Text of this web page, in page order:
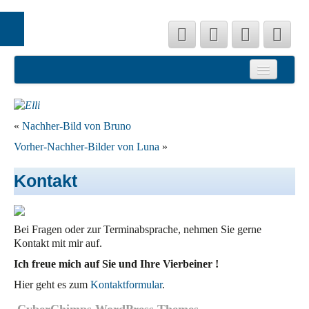
Preislisten
Referenzen
Team Fell Friseur
Impressum
Datenschutz
« Nachher-Bild von Bruno
Vorher-Nachher-Bilder von Luna »
Kontakt
Bei Fragen oder zur Terminabsprache, nehmen Sie gerne
Kontakt mit mir auf.
Ich freue mich auf Sie und Ihre Vierbeiner !
Hier geht es zum Kontaktformular.